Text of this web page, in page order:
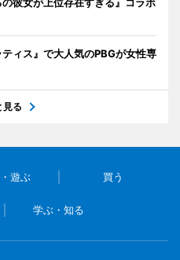
ィス』で大人気のPBGが女性専
見る
遊ぶ 買う
学ぶ・知る